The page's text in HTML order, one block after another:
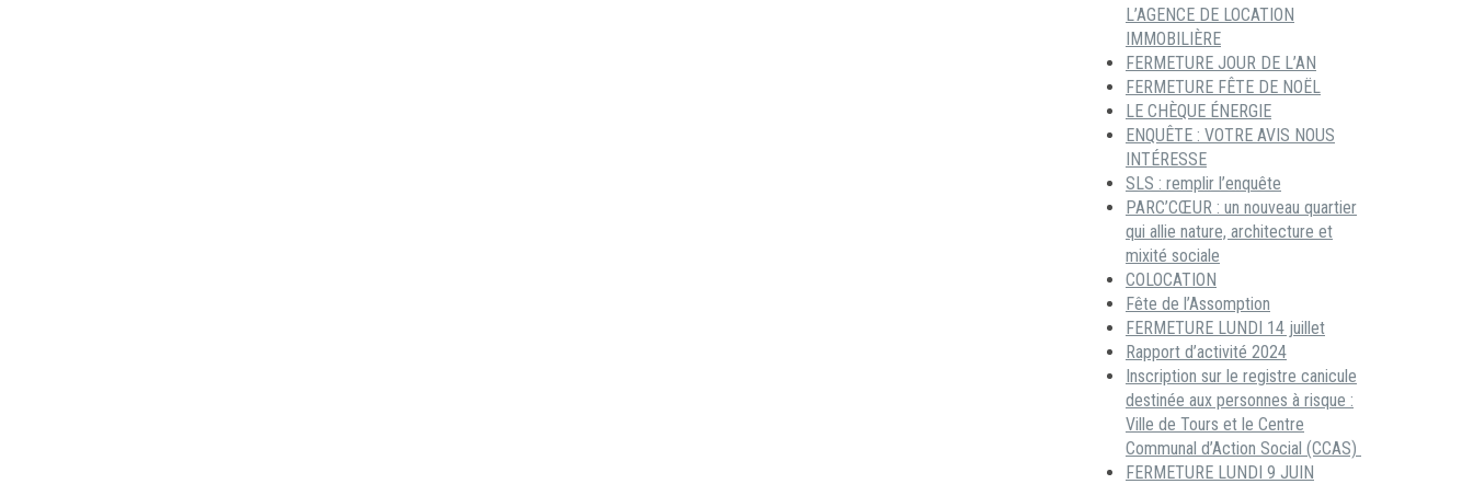
L’AGENCE DE LOCATION
IMMOBILIÈRE
FERMETURE JOUR DE L’AN
FERMETURE FÊTE DE NOËL
LE CHÈQUE ÉNERGIE
ENQUÊTE : VOTRE AVIS NOUS
INTÉRESSE
SLS : remplir l’enquête
PARC’CŒUR : un nouveau quartier
qui allie nature, architecture et
mixité sociale
COLOCATION
Fête de l’Assomption
FERMETURE LUNDI 14 juillet
Rapport d’activité 2024
Inscription sur le registre canicule
destinée aux personnes à risque :
Ville de Tours et le Centre
Communal d’Action Social (CCAS)
FERMETURE LUNDI 9 JUIN